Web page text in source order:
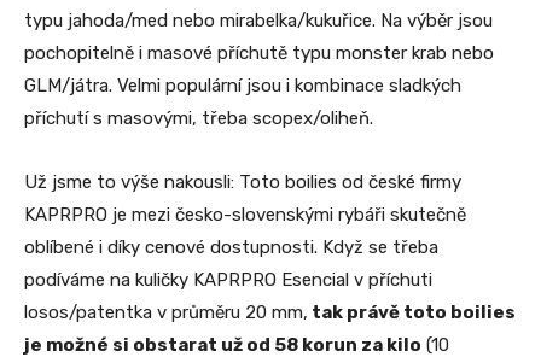
typu jahoda/med nebo mirabelka/kukuřice. Na výběr jsou
pochopitelně i masové příchutě typu monster krab nebo
GLM/játra. Velmi populární jsou i kombinace sladkých
příchutí s masovými, třeba scopex/oliheň.
Už jsme to výše nakousli: Toto boilies od české firmy
KAPRPRO je mezi česko-slovenskými rybáři skutečně
oblíbené i díky cenové dostupnosti. Když se třeba
podíváme na kuličky KAPRPRO Esencial v příchuti
losos/patentka v průměru 20 mm, tak právě toto boilies
je možné si obstarat už od 58 korun za kilo (10